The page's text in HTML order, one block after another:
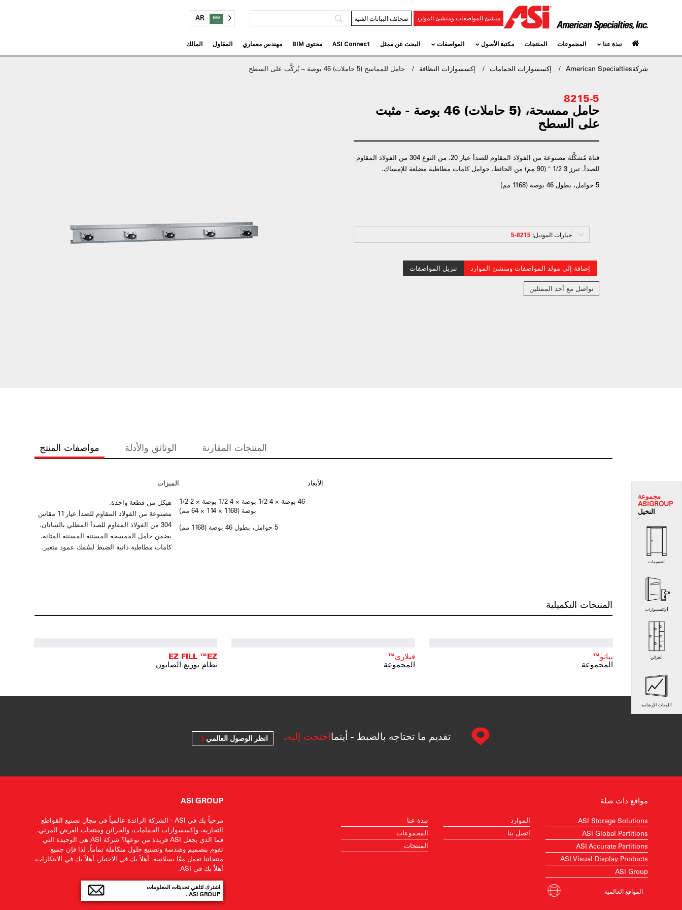
منشئ المواصفات ومنشئ الموارد صحائف البيانات الفنية AR
نبذة عنا المجموعات المنتجات مكتبة الأصول المواصفات البحث عن ممثل ASI Connect محتوى BIM مهندس معماري المقاول المالك
شركةAmerican Specialties إكسسوارات الحمامات إكسسوارات النظافة حامل للمماسح (5 حاملات) 46 بوصة – يُركَّب على السطح
8215-5
حامل ممسحة، (5 حاملات) 46 بوصة - مثبت
على السطح
قناة مُشكَّلة مصنوعة من الفولاذ المقاوم للصدأ عيار 20، من النوع 304 من الفولاذ المقاوم
للصدأ. تبرز 3 1/2 ″ (90 مم) من الحائط. حوامل كامات مطاطية مضلعة للإمساك.
5 حوامل، بطول 46 بوصة (1168 مم)
خيارات الموديل:8215-5
إضافة إلى مولد المواصفات ومنشئ الموارد تنزيل المواصفات
تواصل مع أحد الممثلين
مواصفات المنتج الوثائق والأدلة المنتجات المقارنة
الميزات
هيكل من قطعة واحدة.
مصنوعة من الفولاذ المقاوم للصدأ عيار 11 مقاس
304 من الفولاذ المقاوم للصدأ المطلي بالساتان.
يضمن حامل الممسحة المسننة المسننة المتانة.
كامات مطاطية ذاتية الضبط لسُمك عمود متغير.
الأبعاد
46 بوصة × 4-1/2 بوصة × 4-1/2 بوصة × 2-1/2
بوصة (1168 × 114 × 64 مم)
5 حوامل، بطول 46 بوصة (1168 مم)
المنتجات التكميلية
EZ FILL ™EZ
نظام توزيع الصابون
فيلاري™
المجموعة
بياتو™
المجموعة
تقديم ما تحتاجه بالضبط - أينمااحتجت إليه. انظر الوصول العالمي
مجموعة
ASIGROUP
النخيل
التقسيمات
الإكسسوارات
الخزائن
اللوحات الإرشادية
ASI GROUP
مرحباً بك في ASI - الشركة الرائدة عالمياً في مجال تصنيع القواطع
التجارية، وإكسسوارات الحمامات، والخزائن ومنتجات العرض المرئي.
فما الذي يجعل ASI فريدة من نوعها؟ شركة ASI هي الوحيدة التي
تقوم بتصميم وهندسة وتصنيع حلول متكاملة تماماً. لذا فإن جميع
منتجاتنا تعمل معًا بسلاسة. أهلاً بك في الاختيار، أهلاً بك في الابتكارات،
أهلاً بك في ASI.
اشترك لتلقي تحديثات المعلومات
ASI GROUP .
نبذة عنا
المجموعات
المنتجات
الموارد
اتصل بنا
مواقع ذات صلة
ASI Storage Solutions
ASI Global Partitions
ASI Accurate Partitions
ASI Visual Display Products
ASI Group
المواقع العالمية